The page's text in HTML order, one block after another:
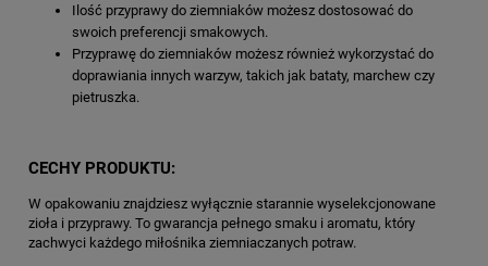
Ilość przyprawy do ziemniaków możesz dostosować do
swoich preferencji smakowych.
Przyprawę do ziemniaków możesz również wykorzystać do
doprawiania innych warzyw, takich jak bataty, marchew czy
pietruszka.
CECHY PRODUKTU:
W opakowaniu znajdziesz wyłącznie starannie wyselekcjonowane
zioła i przyprawy. To gwarancja pełnego smaku i aromatu, który
zachwyci każdego miłośnika ziemniaczanych potraw.